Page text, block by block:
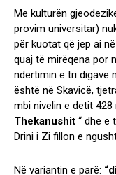
Me kulturën
provim universitar)
për kuotat që jep ai
quaj të mirëqena por
ndërtimin e tri digave
është në Skavicë,
mbi nivelin e detit 428
Thekanushit “ dhe e
Drini i Zi fillon e
Në variantin e parë: